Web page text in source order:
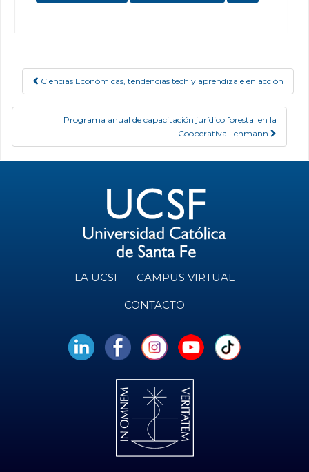
Post navigation
Ciencias Económicas, tendencias tech y aprendizaje en acción
Programa anual de capacitación jurídico forestal en la
Cooperativa Lehmann
LA UCSF CAMPUS VIRTUAL
CONTACTO